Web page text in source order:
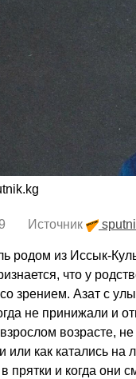
Источник
родом из Иссык-
что у
зрением. Азат с
не принижали и
возрасте,
или как катались
прятки и когда